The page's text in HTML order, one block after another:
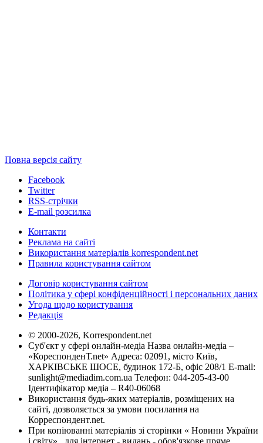
Повна версія сайту
Facebook
Twitter
RSS-стрічки
E-mail розсилка
Контакти
Реклама на сайті
Використання матеріалів korrespondent.net
Правила користування сайтом
Договір користування сайтом
Політика у сфері конфіденційності і персональних даних
Угода щодо користування
Редакція
© 2000-2026, Korrespondent.net
Суб'єкт у сфері онлайн-медіа Назва онлайн-медіа –
«КореспонденТ.net» Адреса: 02091, місто Київ,
ХАРКІВСЬКЕ ШОСЕ, будинок 172-Б, офіс 208/1 E-mail:
sunlight@mediadim.com.ua Телефон: 044-205-43-00
Ідентифікатор медіа – R40-06068
Використання будь-яких матеріалів, розміщених на
сайті, дозволяється за умови посилання на
Корреспондент.net.
При копіюванні матеріалів зі сторінки « Новини України
і світу» , для інтернет - видань - обов'язкове пряме